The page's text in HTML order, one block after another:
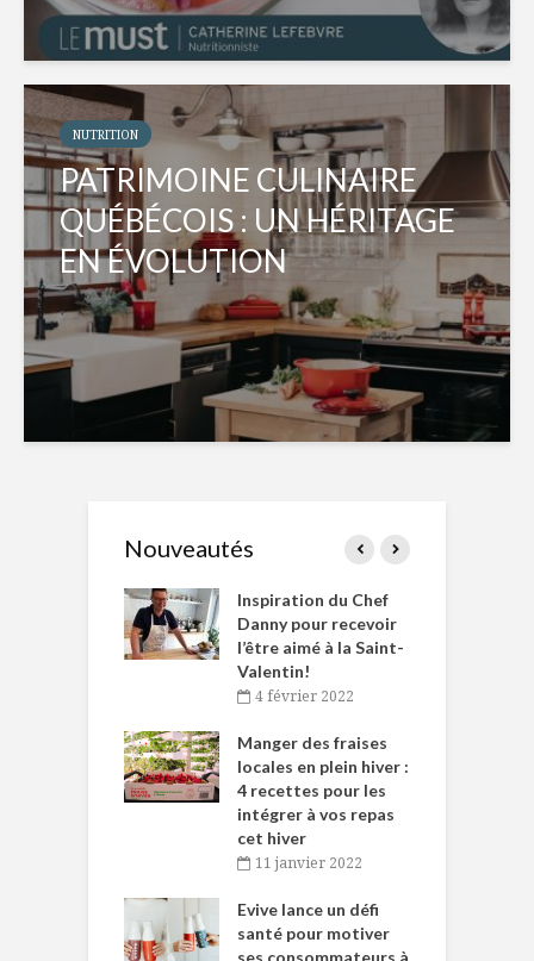
NUTRITION
PATRIMOINE CULINAIRE
QUÉBÉCOIS : UN HÉRITAGE
EN ÉVOLUTION
Nouveautés
Inspiration du Chef
Danny pour recevoir
l’être aimé à la Saint-
Valentin!
4 février 2022
Manger des fraises
locales en plein hiver :
4 recettes pour les
intégrer à vos repas
cet hiver
11 janvier 2022
Evive lance un défi
santé pour motiver